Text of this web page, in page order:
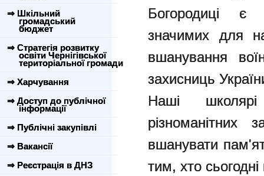
⇒ Шкільний
громадський
бюджет
⇒ Стратегія розвитку
освіти Чернігівської
територіальної громади
⇒ Харчування
⇒ Доступ до публічної
інформації
⇒ Публічні закупівлі
⇒ Вакансії
⇒ Реєстрація в ДНЗ
Богородиці
значимих для
вшанування
захисниць
Наші
різноманітних
вшанувати
тим, хто